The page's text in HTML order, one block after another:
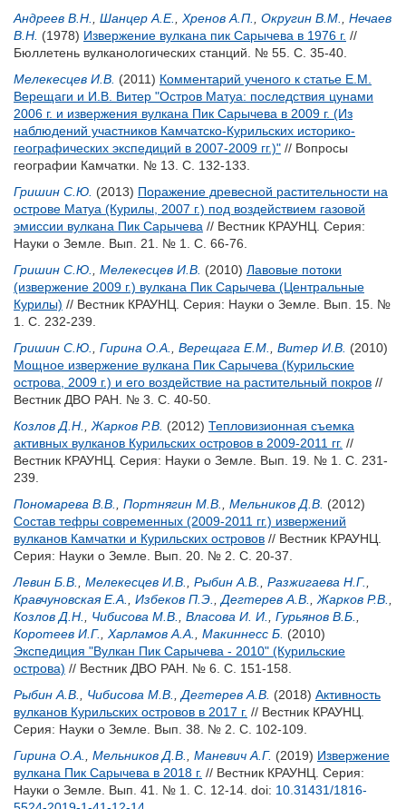
Андреев В.Н.
Шанцер А.Е. Хренов А.П. Округин В.М.
Нечаев
В.Н. (1978) Извержение вулкана пик Сарычева в 1976 г. //
Бюллетень вулканологических станций. № 55. С. 35-40.
Мелекесцев И.В. (2011) Комментарий ученого к статье Е.М.
Верещаги и И.В. Витер "Остров Матуа: последствия цунами
2006 г. и извержения вулкана Пик Сарычева в 2009 г. (Из
наблюдений участников Камчатско-Курильских историко-
географических экспедиций в 2007-2009 гг.)" // Вопросы
географии Камчатки. № 13. С. 132-133.
Гришин С.Ю. (2013) Поражение древесной растительности на
острове Матуа (Курилы, 2007 г.) под воздействием газовой
эмиссии вулкана Пик Сарычева // Вестник КРАУНЦ. Серия:
Науки о Земле. Вып. 21. № 1. С. 66-76.
Гришин С.Ю.
Мелекесцев И.В. (2010) Лавовые потоки
(извержение 2009 г.) вулкана Пик Сарычева (Центральные
Курилы) // Вестник КРАУНЦ. Серия: Науки о Земле. Вып. 15. №
1. С. 232-239.
Гришин С.Ю.
Гирина О.А. Верещага Е.М. Витер И.В. (2010)
Мощное извержение вулкана Пик Сарычева (Курильские
острова, 2009 г.) и его воздействие на растительный покров //
Вестник ДВО РАН. № 3. С. 40-50.
Козлов Д.Н.
Жарков Р.В. (2012) Тепловизионная съемка
активных вулканов Курильских островов в 2009-2011 гг. //
Вестник КРАУНЦ. Серия: Науки о Земле. Вып. 19. № 1. С. 231-
239.
Пономарева В.В.
Портнягин М.В. Мельников Д.В. (2012)
Состав тефры современных (2009-2011 гг.) извержений
вулканов Камчатки и Курильских островов // Вестник КРАУНЦ.
Серия: Науки о Земле. Вып. 20. № 2. С. 20-37.
Левин Б.В.
Мелекесцев И.В. Рыбин А.В. Разжигаева Н.Г.
Кравчуновская Е.А.
Избеков П.Э. Дегтерев А.В. Жарков Р.В.
Козлов Д.Н.
Чибисова М.В. Власова И. И. Гурьянов В.Б.
Коротеев И.Г.
Харламов А.А. Макиннесс Б. (2010)
Экспедиция "Вулкан Пик Сарычева - 2010" (Курильские
острова) // Вестник ДВО РАН. № 6. С. 151-158.
Рыбин А.В.
Чибисова М.В. Дегтерев А.В. (2018) Активность
вулканов Курильских островов в 2017 г. // Вестник КРАУНЦ.
Серия: Науки о Земле. Вып. 38. № 2. С. 102-109.
Гирина О.А.
Мельников Д.В. Маневич А.Г. (2019) Извержение
вулкана Пик Сарычева в 2018 г. // Вестник КРАУНЦ. Серия:
Науки о Земле. Вып. 41. № 1. С. 12-14. doi: 10.31431/1816-